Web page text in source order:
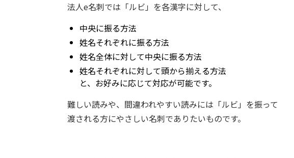
法人e名刺では「ルビ」を各漢字に対して、
中央に振る方法
姓名それぞれに振る方法
姓名全体に対して中央に振る方法
姓名それぞれに対して頭から揃える方法
と、お好みに応じて対応が可能です。
難しい読みや、間違われやすい読みには「ルビ」を振って
渡される方にやさしい名刺でありたいものです。